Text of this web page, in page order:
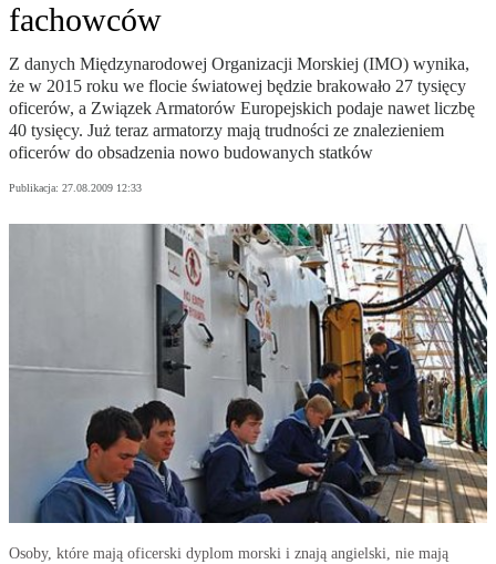
fachowców
Z danych Międzynarodowej Organizacji Morskiej (IMO) wynika,
że w 2015 roku we flocie światowej będzie brakowało 27 tysięcy
oficerów, a Związek Armatorów Europejskich podaje nawet liczbę
40 tysięcy. Już teraz armatorzy mają trudności ze znalezieniem
oficerów do obsadzenia nowo budowanych statków
Publikacja: 27.08.2009 12:33
Osoby, które mają oficerski dyplom morski i znają angielski, nie mają